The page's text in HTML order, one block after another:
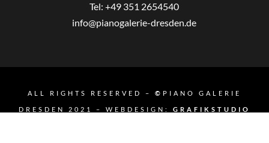
Tel: +49 351 2654540
info@pianogalerie-dresden.de
ALL RIGHTS RESERVED – © PIANO GALERIE
DRESDEN 2021 – WEBDESIGN: GRAFIKSTUDIO